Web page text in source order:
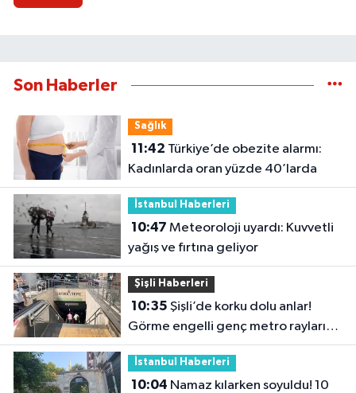
Son Haberler
Sağlık
11:42
Kadınlarda oran yüzde 40’larda
İstanbul Haberleri
10:47
yağış ve fırtına geliyor
Şişli Haberleri
10:35
Görme engelli genç metro raylarına
düştü
İstanbul Haberleri
10:04